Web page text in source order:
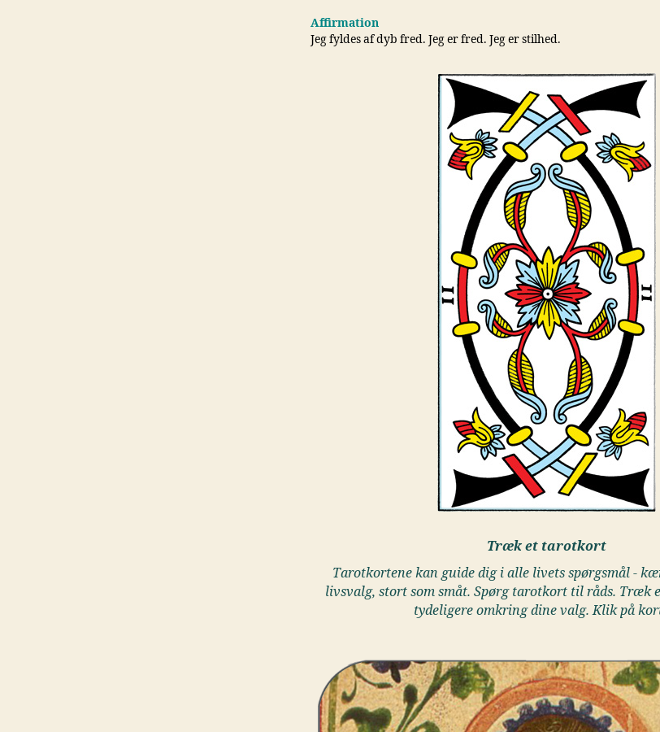
Affirmation
Jeg fyldes af dyb fred. Jeg er fred. Jeg er stilhed.
Træk et tarotkort
Tarotkortene kan guide dig i alle livets spørgsmål -
livsvalg, stort som småt. Spørg tarotkort til råds. Træk
tydeligere omkring dine valg. Klik på